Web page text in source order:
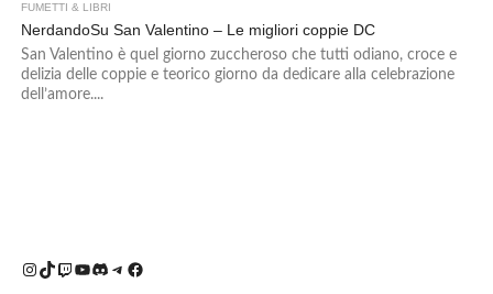
FUMETTI & LIBRI
NerdandoSu San Valentino – Le migliori coppie DC
San Valentino è quel giorno zuccheroso che tutti odiano, croce e
delizia delle coppie e teorico giorno da dedicare alla celebrazione
dell’amore....
Instagram
TikTok
Twitch
YouTube
Discord
Telegram
Facebook